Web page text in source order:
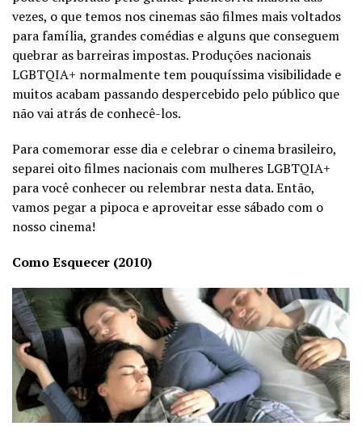
vezes, o que temos nos cinemas são filmes mais voltados
para família, grandes comédias e alguns que conseguem
quebrar as barreiras impostas. Produções nacionais
LGBTQIA+ normalmente tem pouquíssima visibilidade e
muitos acabam passando despercebido pelo público que
não vai atrás de conhecê-los.
Para comemorar esse dia e celebrar o cinema brasileiro,
separei oito filmes nacionais com mulheres LGBTQIA+
para você conhecer ou relembrar nesta data. Então,
vamos pegar a pipoca e aproveitar esse sábado com o
nosso cinema!
Como Esquecer (2010)